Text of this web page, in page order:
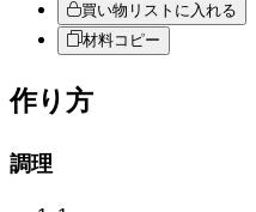
買い物リストに入れる
材料コピー
作り方
調理